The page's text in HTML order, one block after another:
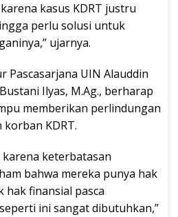
kasus KDRT justru
perlu solusi untuk
ujarnya.
Pascasarjana UIN Alauddin
Ilyas, M.Ag., berharap
memberikan perlindungan
KDRT.
karena keterbatasan
bahwa mereka punya hak
hak finansial pasca
ini sangat dibutuhkan,”